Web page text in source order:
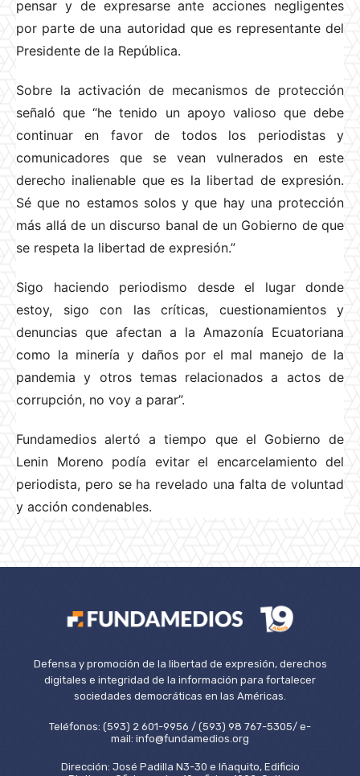
pensar y de expresarse ante acciones negligentes
por parte de una autoridad que es representante del
Presidente de la República.
Sobre la activación de mecanismos de protección
señaló que “he tenido un apoyo valioso que debe
continuar en favor de todos los periodistas y
comunicadores que se vean vulnerados en este
derecho inalienable que es la libertad de expresión.
Sé que no estamos solos y que hay una protección
más allá de un discurso banal de un Gobierno de que
se respeta la libertad de expresión.”
Sigo haciendo periodismo desde el lugar donde
estoy, sigo con las críticas, cuestionamientos y
denuncias que afectan a la Amazonía Ecuatoriana
como la minería y daños por el mal manejo de la
pandemia y otros temas relacionados a actos de
corrupción, no voy a parar”.
Fundamedios alertó a tiempo que el Gobierno de
Lenin Moreno podía evitar el encarcelamiento del
periodista, pero se ha revelado una falta de voluntad
y acción condenables.
Defensa y promoción de la libertad de expresión, derechos
digitales e integridad de la información para fortalecer
sociedades democráticas en las Américas.
Teléfonos: (593) 2 601-9956 / (593) 98 767-5305/ e-
mail: info@fundamedios.org
Dirección: José Padilla N3-30 e Iñaquito, Edificio